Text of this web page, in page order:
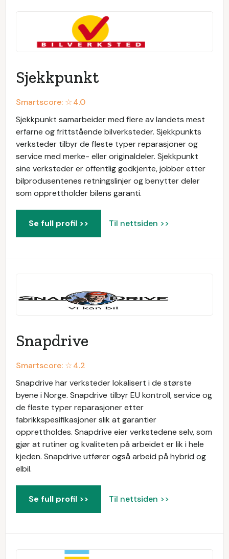
Sjekkpunkt
Smartscore: ☆4.0
Sjekkpunkt samarbeider med flere av landets mest
erfarne og frittstående bilverksteder. Sjekkpunkts
verksteder tilbyr de fleste typer reparasjoner og
service med merke- eller originaldeler. Sjekkpunkt
sine verksteder er offentlig godkjente, jobber etter
bilprodusentenes retningslinjer og benytter deler
som opprettholder bilens garanti.
Se full profil >> Til nettsiden >>
Snapdrive
Smartscore: ☆4.2
Snapdrive har verksteder lokalisert i de største
byene i Norge. Snapdrive tilbyr EU kontroll, service og
de fleste typer reparasjoner etter
fabrikkspesifikasjoner slik at garantier
opprettholdes. Snapdrive eier verkstedene selv, som
gjør at rutiner og kvaliteten på arbeidet er lik i hele
kjeden. Snapdrive utfører også arbeid på hybrid og
elbil.
Se full profil >> Til nettsiden >>